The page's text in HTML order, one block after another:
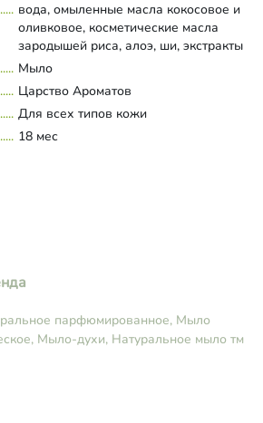
вода, омыленные масла кокосовое и
оливковое, косметические масла
зародышей риса, алоэ, ши, экстракты
можжевеловых ягод, мимозы,
березовых почек, сорбитол, порошок
мускатного ореха, композиция
парфюмерная «Surfemale» (по
мотивам Davidoff - Cool Water).
Развернуть состав
Мыло
Царство Ароматов
Для всех типов кожи
18 мес
парфюмированное, Мыло
Мыло-духи, Натуральное мыло тм